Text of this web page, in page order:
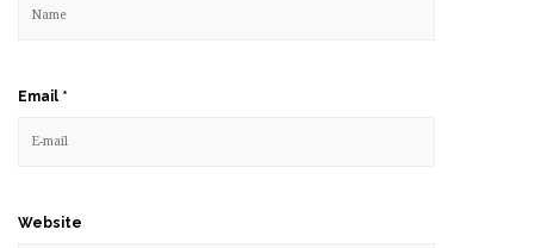
Email *
Website